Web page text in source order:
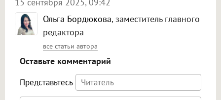
Ольга Бордюкова, заместитель главного
редактора
все статьи автора
15 сентября 2025, 09:42
Оставьте комментарий
Представьтесь